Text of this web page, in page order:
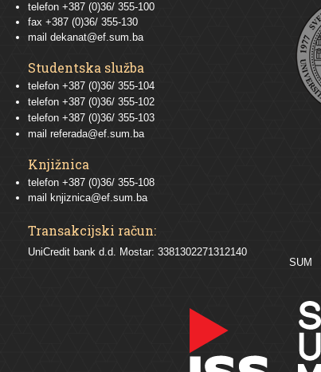
telefon +387 (0)36/ 355-100
fax +387 (0)36/ 355-130
mail dekanat@ef.sum.ba
Studentska služba
telefon +387 (0)36/ 355-104
telefon +387 (0)36/ 355-102
telefon +387 (0)36/ 355-103
mail referada@ef.sum.ba
Knjižnica
telefon +387 (0)36/ 355-108
mail
knjiznica@ef.sum.ba
Transakcijski račun:
UniCredit bank d.d. Mostar: 3381302271312140
SUM